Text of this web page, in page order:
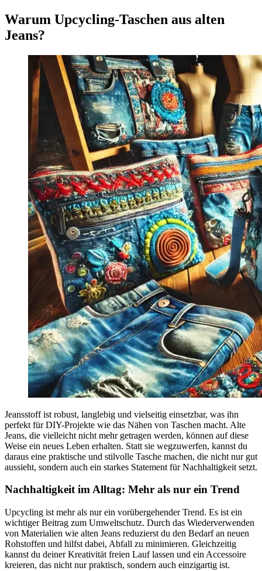
Warum Upcycling-Taschen aus alten
Jeans?
Jeansstoff ist robust, langlebig und vielseitig einsetzbar, was ihn
perfekt für DIY-Projekte wie das Nähen von Taschen macht. Alte
Jeans, die vielleicht nicht mehr getragen werden, können auf diese
Weise ein neues Leben erhalten. Statt sie wegzuwerfen, kannst du
daraus eine praktische und stilvolle Tasche machen, die nicht nur gut
aussieht, sondern auch ein starkes Statement für Nachhaltigkeit setzt.
Nachhaltigkeit im Alltag: Mehr als nur ein Trend
Upcycling ist mehr als nur ein vorübergehender Trend. Es ist ein
wichtiger Beitrag zum Umweltschutz. Durch das Wiederverwenden
von Materialien wie alten Jeans reduzierst du den Bedarf an neuen
Rohstoffen und hilfst dabei, Abfall zu minimieren. Gleichzeitig
kannst du deiner Kreativität freien Lauf lassen und ein Accessoire
kreieren, das nicht nur praktisch, sondern auch einzigartig ist.